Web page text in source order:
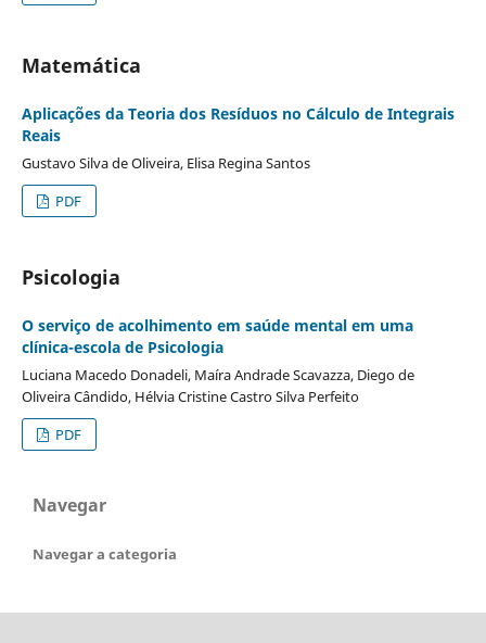
Matemática
Aplicações da Teoria dos Resíduos no Cálculo de Integrais
Reais
Gustavo Silva de Oliveira, Elisa Regina Santos
PDF
Psicologia
O serviço de acolhimento em saúde mental em uma
clínica-escola de Psicologia
Luciana Macedo Donadeli, Maíra Andrade Scavazza, Diego de
Oliveira Cândido, Hélvia Cristine Castro Silva Perfeito
PDF
Navegar
Navegar a categoria